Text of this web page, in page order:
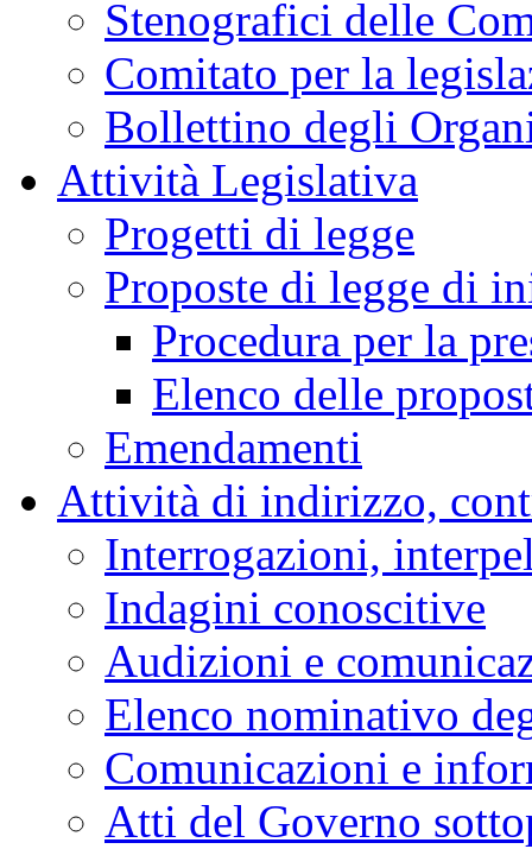
Stenografici delle
Comitato per la
Bollettino degli
Attività Legislativa
Progetti di legge
Proposte di legge di
Procedura per la
Elenco delle
Emendamenti
Attività di indirizzo,
Interrogazioni,
Indagini conoscitive
Audizioni e
Elenco nominativo
Comunicazioni e
Atti del Governo